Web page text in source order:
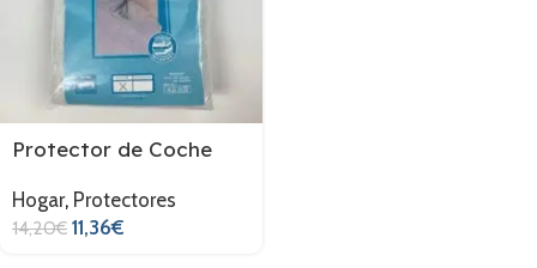
Protector de Coche
Hogar, Protectores
14,20€ 11,36€